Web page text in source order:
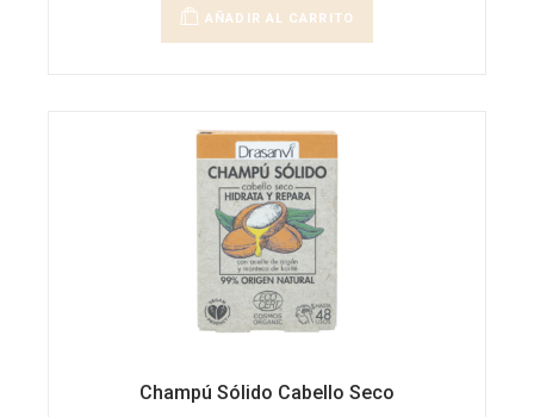
AÑADIR AL CARRITO
Champú Sólido Cabello Seco